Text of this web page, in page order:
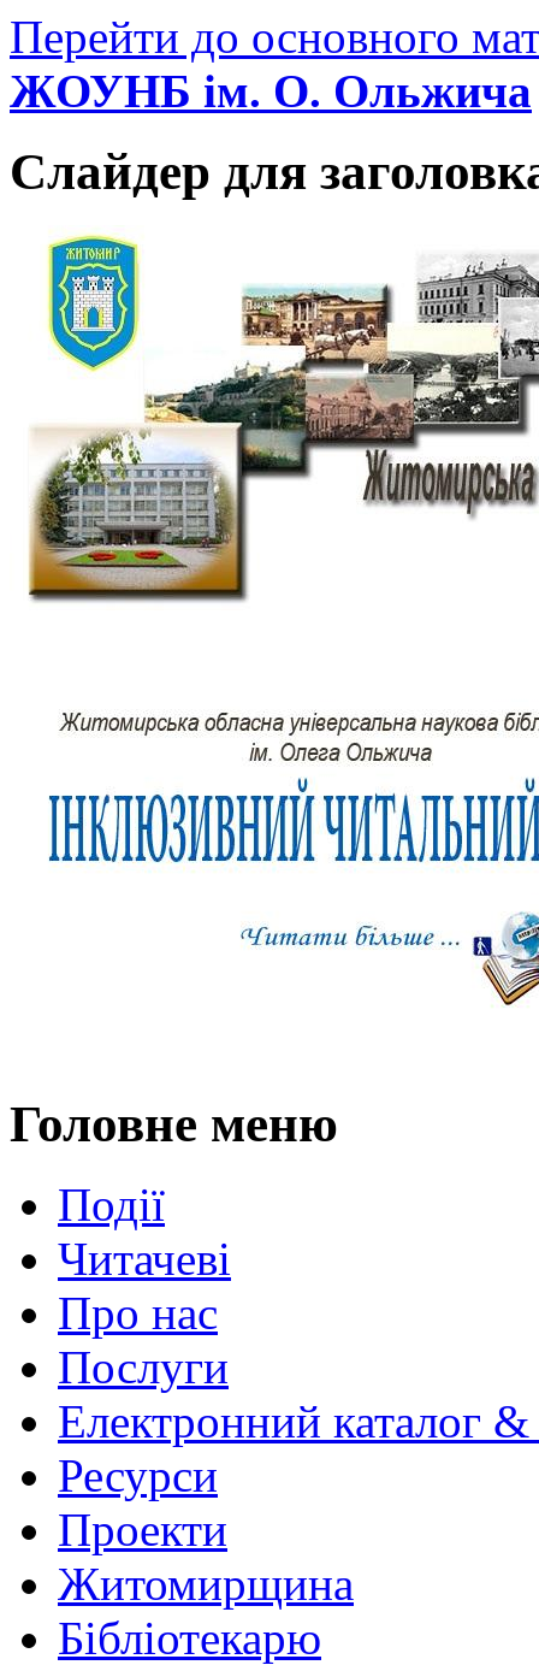
Перейти до основного
ЖОУНБ ім. О. Ольжича
Слайдер для
Головне меню
Події
Читачеві
Про нас
Послуги
Електронний каталог
Ресурси
Проекти
Житомирщина
Бібліотекарю